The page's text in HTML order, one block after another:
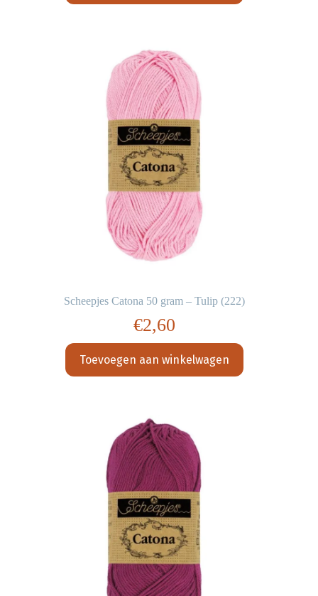
Scheepjes Catona 50 gram – Tulip (222)
€2,60
Toevoegen aan winkelwagen